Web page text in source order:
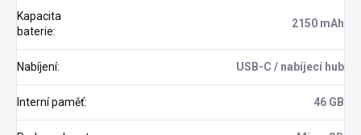
Kapacita
baterie:
2150 mAh
Nabíjení: USB-C / nabíjecí hub
Interní paměť: 46 GB